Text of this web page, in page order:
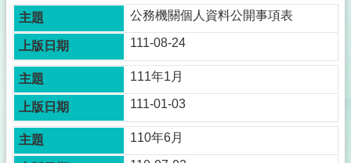
迴
避
身
分
關
係
公
開
專
公務機關個人資料公開事項表
111-08-24
111年1月
111-01-03
110年6月